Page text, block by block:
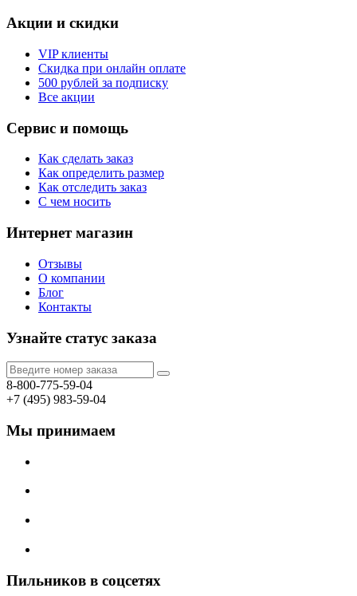
Акции и скидки
VIP клиенты
Скидка при онлайн оплате
500 рублей за подписку
Все акции
Сервис и помощь
Как сделать заказ
Как определить размер
Как отследить заказ
С чем носить
Интернет магазин
Отзывы
О компании
Блог
Контакты
Узнайте статус заказа
8-800-775-59-04
+7 (495) 983-59-04
Мы принимаем
Пильников в соцсетях